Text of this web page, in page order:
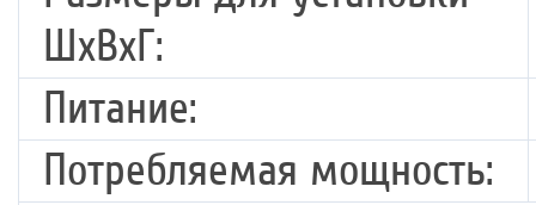
ШхВхГ:
Питание:
Потребляемая мощность: